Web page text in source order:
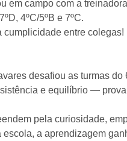
em campo com a
4ºC/5ºB e 7ºC.
entre colegas!
desafiou as turmas do
e equilíbrio —
pela curiosidade,
escola, a aprendizagem